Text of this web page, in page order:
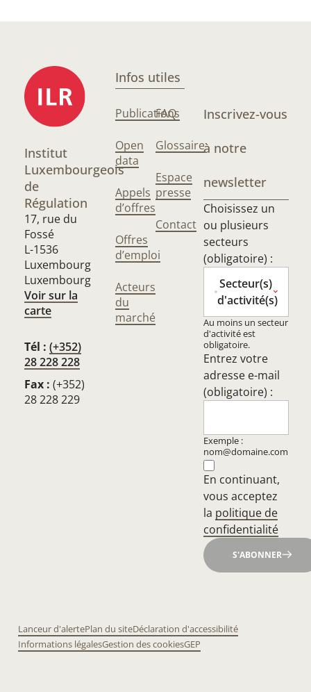
Institut
Luxembourgeois
de
Régulation
17, rue du
Fossé
L-1536
Luxembourg
Luxembourg
Voir sur la
carte
Tél : (+352)
28 228 228
Fax : (+352)
28 228 229
Infos utiles
Publications
Open
data
Appels
d’offres
Offres
d’emploi
Acteurs
du
marché
FAQ
Glossaire
Espace
presse
Contact
Inscrivez-vous
à notre
newsletter
Choisissez un
ou plusieurs
secteurs
(obligatoire) :
Secteur(s)
d'activité(s)
Au moins un secteur
d'activité est
obligatoire.
Entrez votre
adresse e-mail
(obligatoire) :
Exemple :
nom@domaine.com
En continuant,
vous acceptez
la politique de
confidentialité
S'ABONNER
Lanceur d'alertePlan du siteDéclaration d'accessibilité
Informations légalesGestion des cookiesGEP